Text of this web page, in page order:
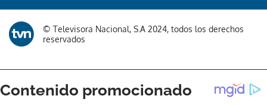
© Televisora Nacional, S.A 2024, todos los derechos
reservados